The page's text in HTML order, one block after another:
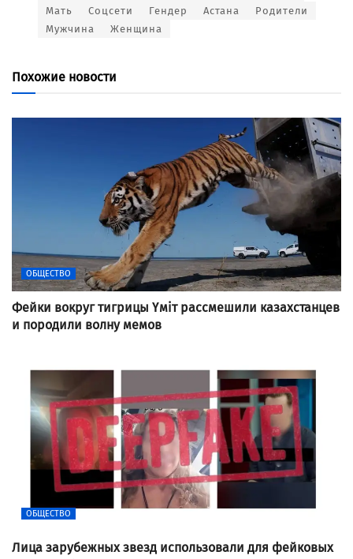
Мать
Соцсети Гендер Астана
Родители
Мужчина
Женщина
Похожие новости
ОБЩЕСТВО
Фейки вокруг тигрицы Үміт рассмешили казахстанцев
и породили волну мемов
ОБЩЕСТВО
Лица зарубежных звезд использовали для фейковых